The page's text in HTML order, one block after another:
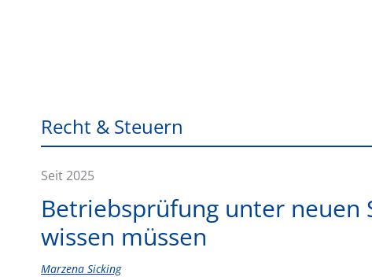
Recht & Steuern
Seit 2025
Betriebsprüfung unter neuen
wissen müssen
Marzena Sicking